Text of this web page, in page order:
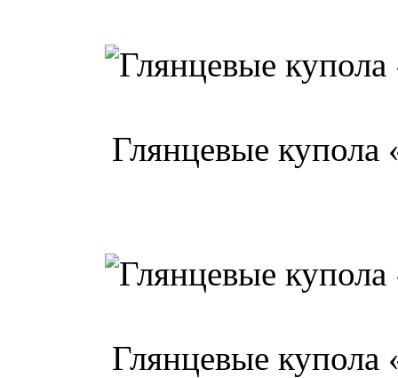
Глянцевые купола
Глянцевые купола